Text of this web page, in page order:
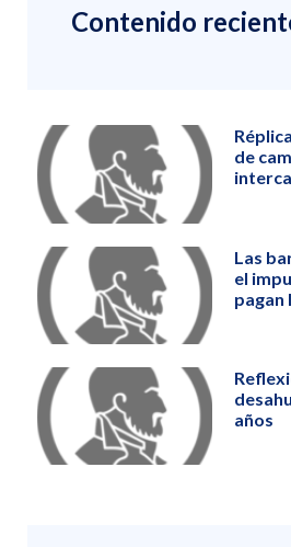
Contenido
de
Las
el
pagan
años